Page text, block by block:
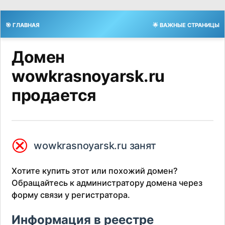
🎯 ГЛАВНАЯ 🌟 ВАЖНЫЕ СТРАНИЦЫ
Домен
wowkrasnoyarsk.ru
продается
⮿ wowkrasnoyarsk.ru занят
Хотите купить этот или похожий домен?
Обращайтесь к администратору домена через
форму связи у регистратора.
Информация в реестре